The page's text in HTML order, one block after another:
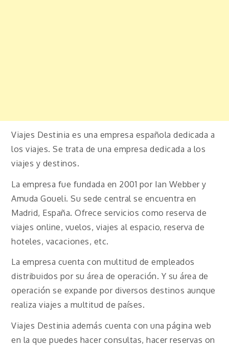
Viajes Destinia es una empresa española dedicada a
los viajes. Se trata de una empresa dedicada a los
viajes y destinos.
La empresa fue fundada en 2001 por Ian Webber y
Amuda Goueli. Su sede central se encuentra en
Madrid, España. Ofrece servicios como reserva de
viajes online, vuelos, viajes al espacio, reserva de
hoteles, vacaciones, etc.
La empresa cuenta con multitud de empleados
distribuidos por su área de operación. Y su área de
operación se expande por diversos destinos aunque
realiza viajes a multitud de países.
Viajes Destinia además cuenta con una página web
en la que puedes hacer consultas, hacer reservas on